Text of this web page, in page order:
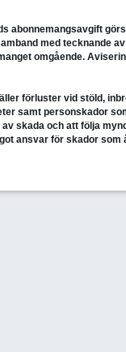
abonnemangsavgift
med tecknande
omgående.
förluster vid stöld,
samt personskador
skada och att följa
ansvar för skador